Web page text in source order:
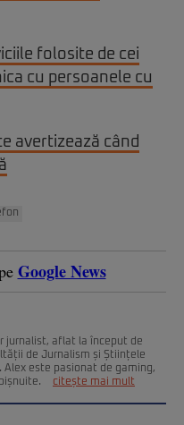
folosite de cei
cu persoanele cu
avertizează când
Google News
jurnalist, aflat la început de
de Jurnalism și Științele
Alex este pasionat de gaming,
citește mai mult